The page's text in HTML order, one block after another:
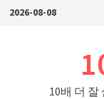
Skip2026-08-08
10배 더